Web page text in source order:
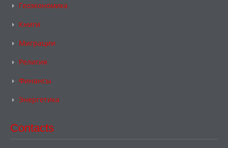
Геоэкономика
Книги
Миграции
Религия
Финансы
Энергетика
Contacts